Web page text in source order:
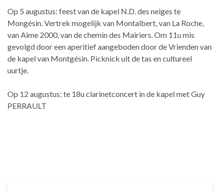
Op 5 augustus: feest van de kapel N.D. des neiges te
Mongésin. Vertrek mogelijk van Montalbert, van La Roche,
van Aime 2000, van de chemin des Mairiers. Om 11u mis
gevolgd door een aperitief aangeboden door de Vrienden van
de kapel van Montgésin. Picknick uit de tas en cultureel
uurtje.
Op 12 augustus: te 18u clarinetconcert in de kapel met Guy
PERRAULT